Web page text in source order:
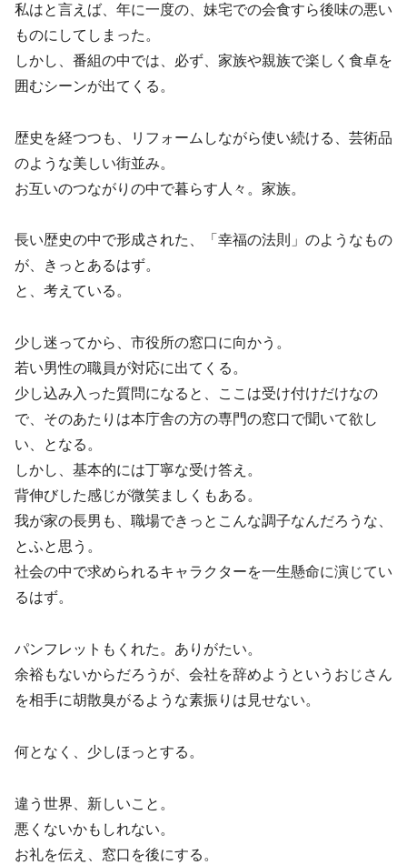
私はと言えば、年に一度の、妹宅での会食すら後味の悪い
ものにしてしまった。
しかし、番組の中では、必ず、家族や親族で楽しく食卓を
囲むシーンが出てくる。
歴史を経つつも、リフォームしながら使い続ける、芸術品
のような美しい街並み。
お互いのつながりの中で暮らす人々。家族。
長い歴史の中で形成された、「幸福の法則」のようなもの
が、きっとあるはず。
と、考えている。
少し迷ってから、市役所の窓口に向かう。
若い男性の職員が対応に出てくる。
少し込み入った質問になると、ここは受け付けだけなの
で、そのあたりは本庁舎の方の専門の窓口で聞いて欲し
い、となる。
しかし、基本的には丁寧な受け答え。
背伸びした感じが微笑ましくもある。
我が家の長男も、職場できっとこんな調子なんだろうな、
とふと思う。
社会の中で求められるキャラクターを一生懸命に演じてい
るはず。
パンフレットもくれた。ありがたい。
余裕もないからだろうが、会社を辞めようというおじさん
を相手に胡散臭がるような素振りは見せない。
何となく、少しほっとする。
違う世界、新しいこと。
悪くないかもしれない。
お礼を伝え、窓口を後にする。